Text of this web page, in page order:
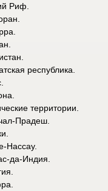
Риф.
республика.
территории.
Прадеш.
Нассау.
да-Индия.